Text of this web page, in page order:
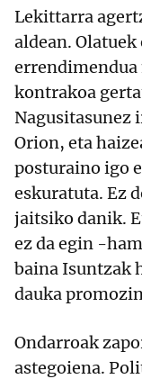
Lekittarra
aldean.
errendimendua
kontrakoa
Nagusitasunez
Orion, eta
posturaino igo
eskuratuta. Ez
jaitsiko danik.
ez da egin -
baina Isuntzak
dauka
Ondarroak
astegoiena.